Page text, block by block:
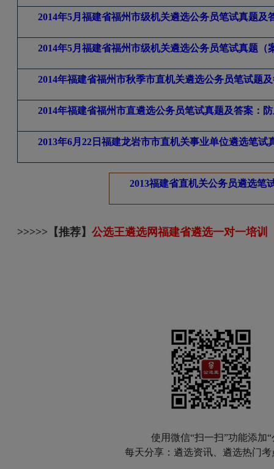
2014年5月福建省福州市级机关遴选公务员笔试真题
2014年5月福建省福州市级机关遴选公务员笔试真题
2014年福建省福州市秋季市直机关遴选公务员笔试题
2014年福建省福州市直遴选公务员笔试真题及答案：
2013年6月22日福建龙岩市市直机关事业单位遴选笔
2013福建省直机关公务员遴选笔
>>>>>【推荐】 公选王遴选网福建省遴选一对一培训
使用微信“扫一扫”功能添加
每天分享：遴选资讯、遴选热门